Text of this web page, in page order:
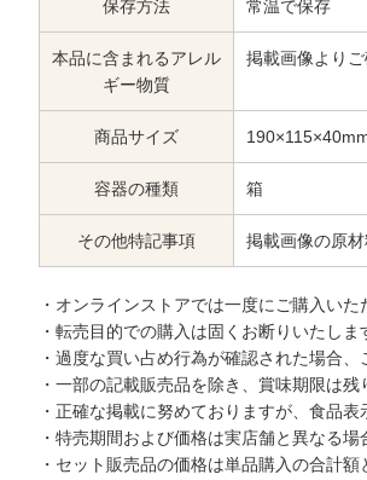
保存方法 常温で保存
本品に含まれるアレル
ギー物質
掲載画像より
商品サイズ
容器の種類 箱
その他特記事項 掲載画像の原
・オンラインストアでは一度にご購入い
・転売目的での購入は固くお断りいたし
・過度な買い占め行為が確認された場合
・一部の記載販売品を除き、賞味期限は
・正確な掲載に努めておりますが、食品
・特売期間および価格は実店舗と異なる場
・セット販売品の価格は単品購入の合計額